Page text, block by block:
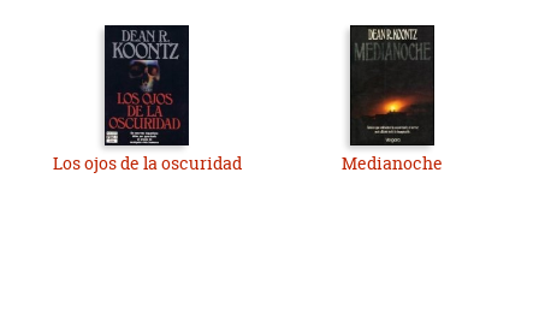
Los ojos de la oscuridad Medianoche